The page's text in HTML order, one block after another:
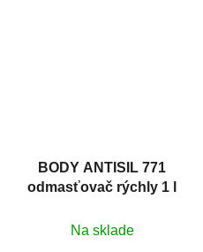
BODY ANTISIL 771
odmasťovač rýchly 1 l
Na sklade